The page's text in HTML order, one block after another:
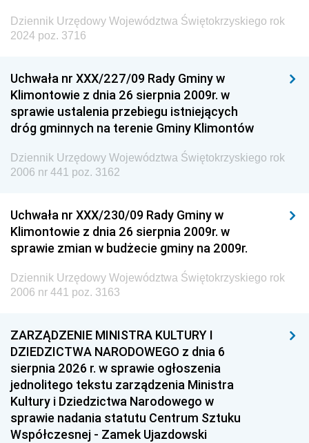
Dziennik Urzędowy Województwa Świętokrzyskiego rok
2024 poz. 3716
Uchwała nr XXX/227/09 Rady Gminy w
Klimontowie z dnia 26 sierpnia 2009r. w
sprawie ustalenia przebiegu istniejących
dróg gminnych na terenie Gminy Klimontów
Dziennik Urzędowy Województwa Świętokrzyskiego rok
2006 nr 441 poz. 3162
Uchwała nr XXX/230/09 Rady Gminy w
Klimontowie z dnia 26 sierpnia 2009r. w
sprawie zmian w budżecie gminy na 2009r.
Dziennik Urzędowy Województwa Świętokrzyskiego rok
2006 nr 441 poz. 3163
ZARZĄDZENIE MINISTRA KULTURY I
DZIEDZICTWA NARODOWEGO z dnia 6
sierpnia 2026 r. w sprawie ogłoszenia
jednolitego tekstu zarządzenia Ministra
Kultury i Dziedzictwa Narodowego w
sprawie nadania statutu Centrum Sztuku
Współczesnej - Zamek Ujazdowski